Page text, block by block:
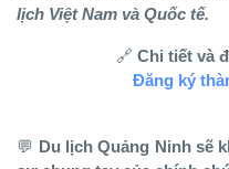
lịch Việt Nam và Quốc tế.
🔗 Chi tiết và
Đăng ký
💬 Du lịch Quảng Ninh sẽ